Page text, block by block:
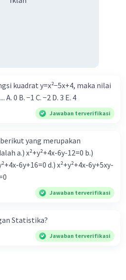
kuadrat y=x²−5x+4, maka nilai
0 B. −1 C. −2 D. 3 E. 4
Jawaban terverifikasi
yang merupakan
b.)
6y+16=0 d.) x²+y²+4x-6y+5xy-
Jawaban terverifikasi
Statistika?
Jawaban terverifikasi